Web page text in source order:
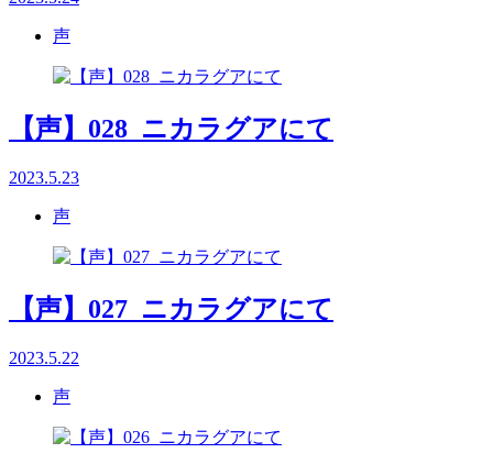
声
【声】028_ニカラグアにて
2023.5.23
声
【声】027_ニカラグアにて
2023.5.22
声